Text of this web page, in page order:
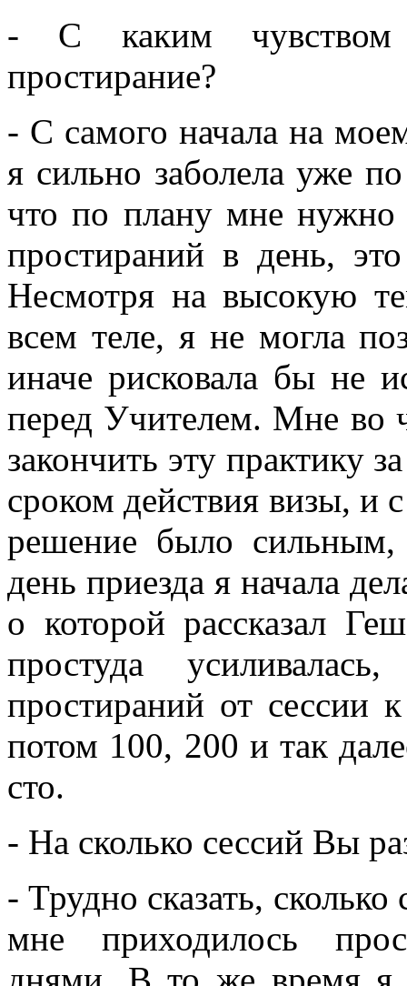
- С каким чувством
простирание?
- С самого начала на
я сильно заболела уже
что по плану мне нужно
простираний в день,
Несмотря на высокую
всем теле, я не могла
иначе рисковала бы не
перед Учителем. Мне во
закончить эту практику
сроком действия визы,
решение было
день приезда я начала
о которой рассказал
простуда
простираний от сессии
потом 100, 200 и так
сто.
- На сколько сессий Вы
- Трудно сказать,
мне приходилось